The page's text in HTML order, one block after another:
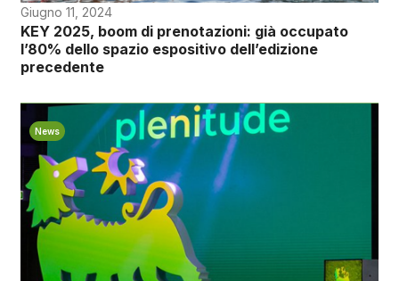
Giugno 11, 2024
KEY 2025, boom di prenotazioni: già occupato
l’80% dello spazio espositivo dell’edizione
precedente
News